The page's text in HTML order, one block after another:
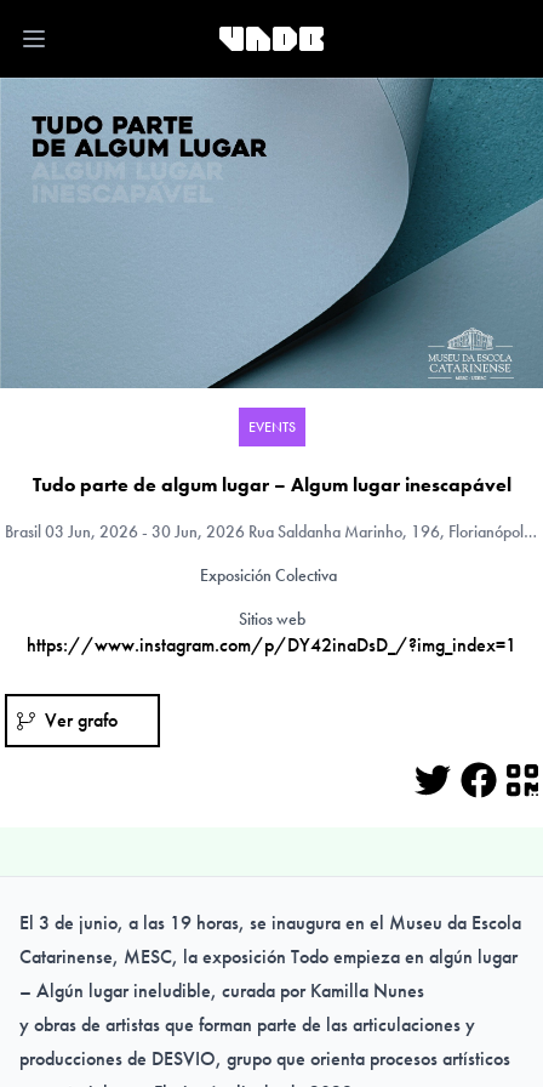
Open main menu
EVENTS
Tudo parte de algum lugar – Algum lugar inescapável
Brasil03 Jun, 2026 - 30 Jun, 2026 Rua Saldanha Marinho, 196, Florianópolis, Santa Catarina, Brasil
Exposición Colectiva
Sitios web
https://www.instagram.com/p/DY42inaDsD_/?img_index=1
Ver grafo
El 3 de junio, a las 19 horas, se inaugura en el Museu da Escola
Catarinense, MESC, la exposición Todo empieza en algún lugar
– Algún lugar ineludible, curada por Kamilla Nunes
y obras de artistas que forman parte de las articulaciones y
producciones de DESVIO, grupo que orienta procesos artísticos